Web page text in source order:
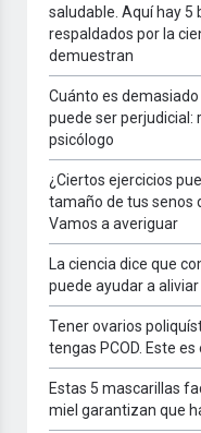
saludable. Aquí hay 5
respaldados por la
demuestran
Cuánto es
puede ser perjudicial:
psicólogo
¿Ciertos ejercicios
tamaño de tus senos
Vamos a averiguar
La ciencia dice que
puede ayudar a
Tener ovarios
tengas PCOD. Este es
Estas 5 mascarillas
miel garantizan que